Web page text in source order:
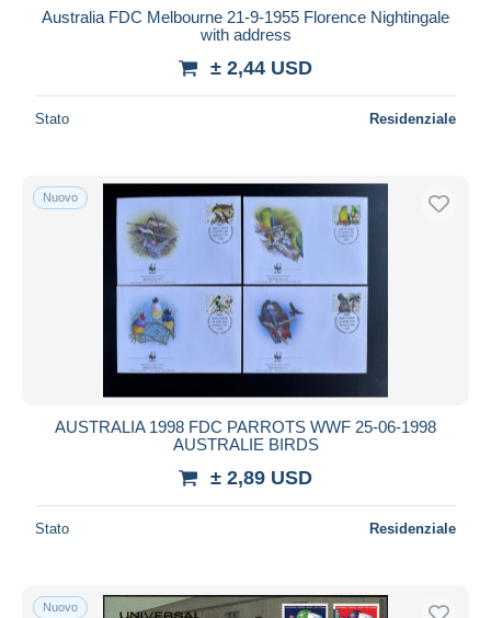
Australia FDC Melbourne 21-9-1955 Florence Nightingale
with address
± 2,44 USD
Stato Residenziale
Nuovo
AUSTRALIA 1998 FDC PARROTS WWF 25-06-1998
AUSTRALIE BIRDS
± 2,89 USD
Stato Residenziale
Nuovo